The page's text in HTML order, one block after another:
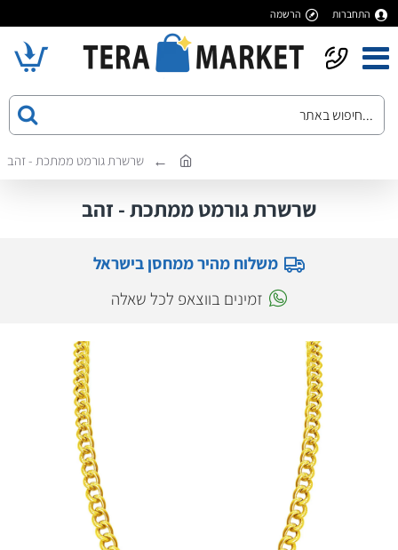
התחברות הרשמה
שרשרת גורמט ממתכת - זהב
שרשרת גורמט ממתכת - זהב
משלוח מהיר ממחסן בישראל
זמינים בווצאפ לכל שאלה